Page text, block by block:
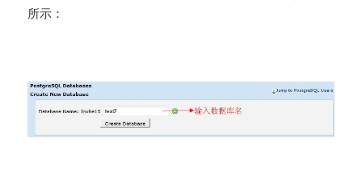
所示：